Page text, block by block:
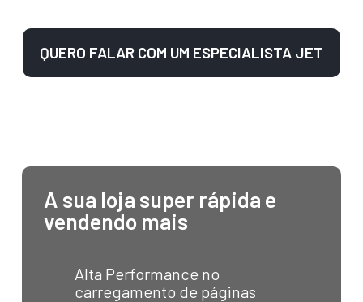
QUERO FALAR COM UM ESPECIALISTA JET
A sua loja super rápida e
vendendo mais
Alta Performance no
carregamento de páginas